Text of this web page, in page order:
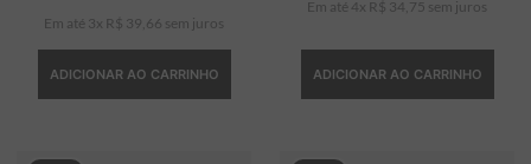
Em até 3 x R$ 39 66 sem juros
ADICIONAR AO CARRINHO
Em até 4 x R$ 34 75 sem juros
ADICIONAR AO CARRINHO